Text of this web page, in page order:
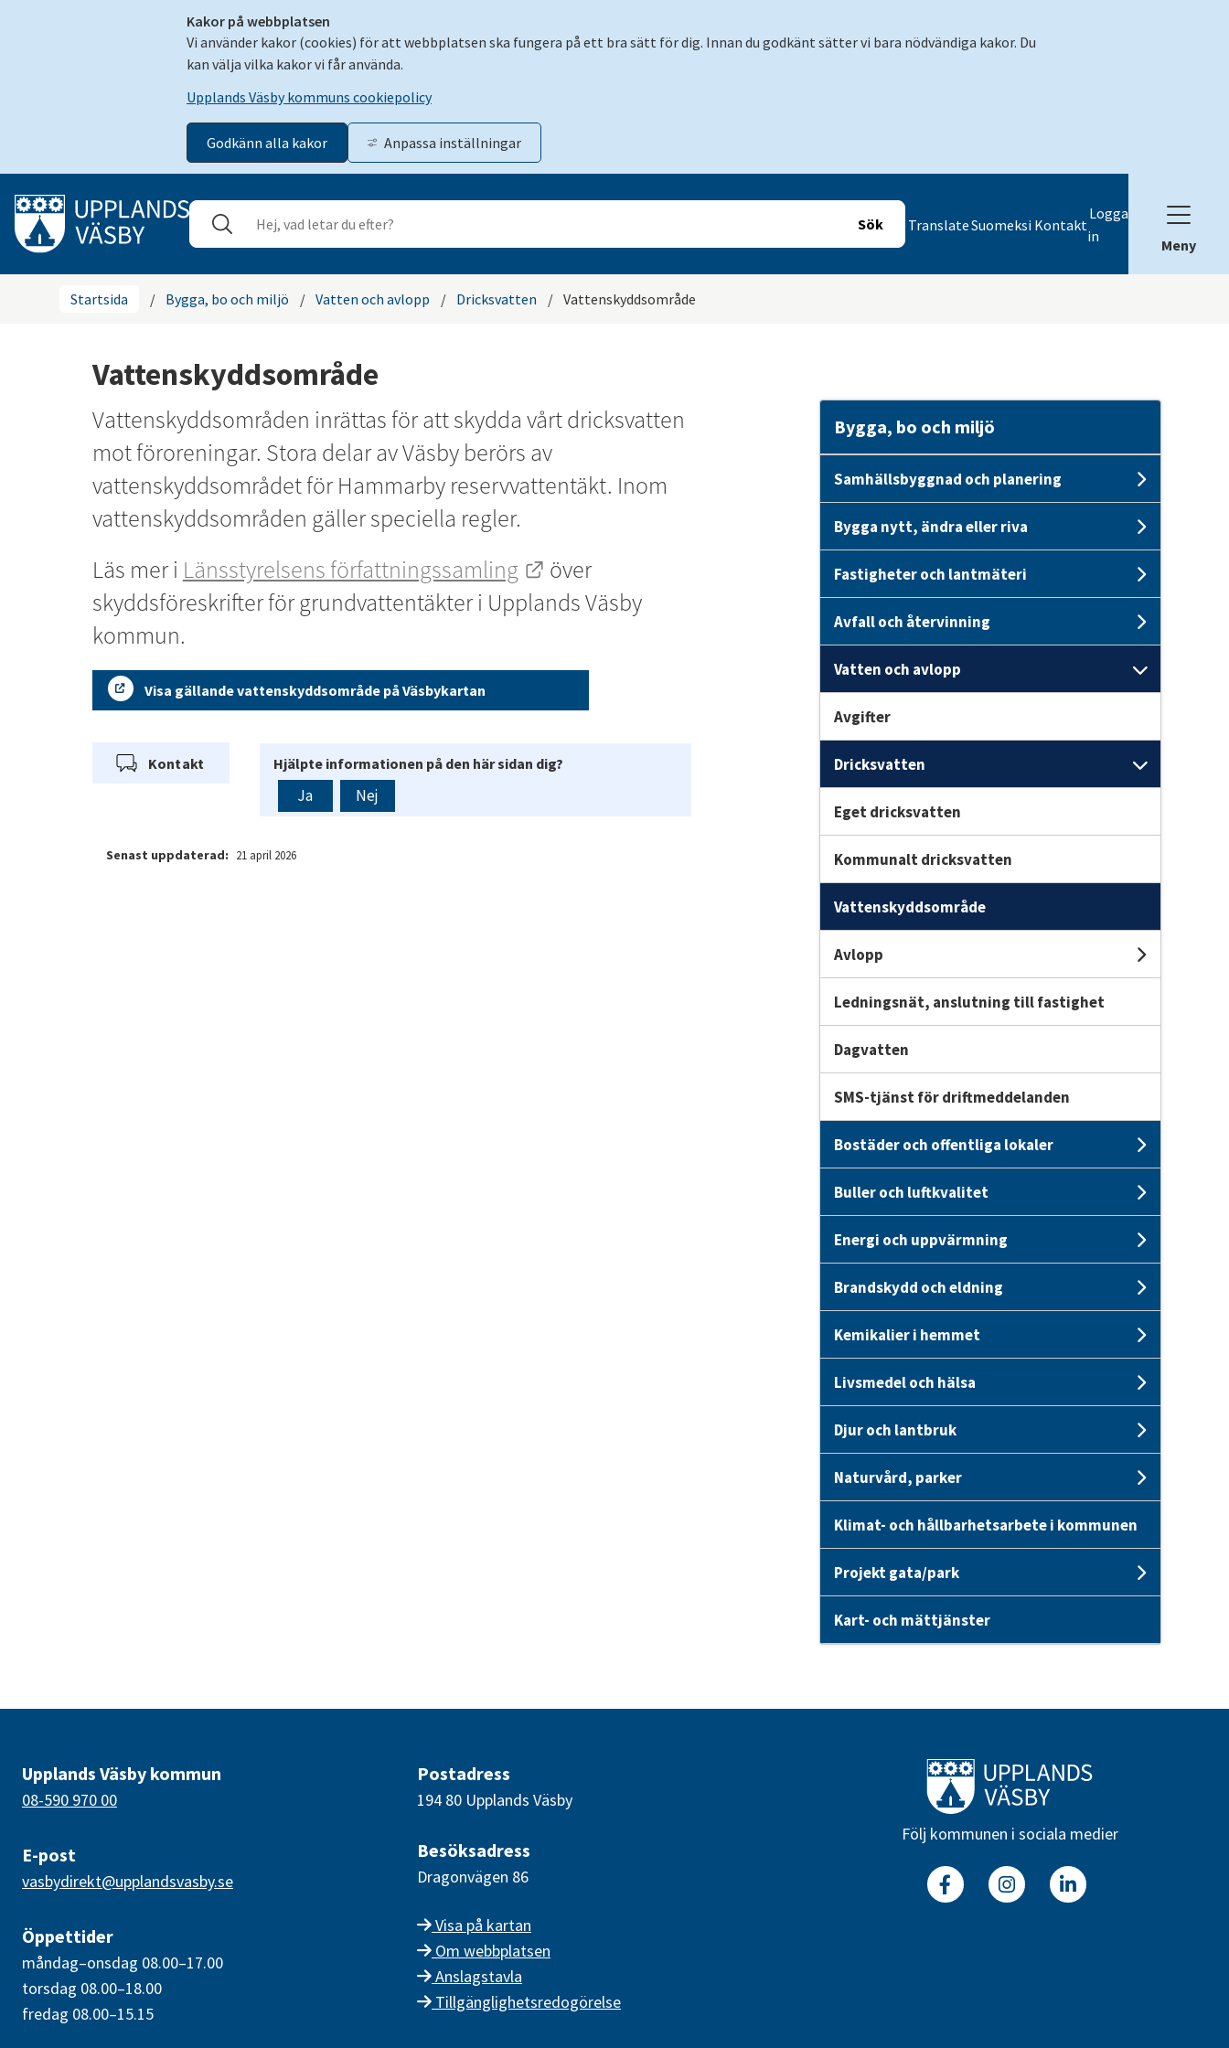
Kakor på webbplatsen
Vi använder kakor (cookies) för att webbplatsen ska fungera på ett bra sätt för dig. Innan du godkänt sätter vi bara nödvändiga kakor. Du
kan välja vilka kakor vi får använda.
Upplands Väsby kommuns cookiepolicy
Godkänn alla kakor Anpassa inställningar
Gå till innehåll
Sök
TranslateSuomeksi Kontakt
Logga
in
Meny
Startsida / Bygga, bo och miljö / Vatten och avlopp / Dricksvatten / Vattenskyddsområde
Vattenskyddsområde
Vattenskyddsområden inrättas för att skydda vårt dricksvatten
mot föroreningar. Stora delar av Väsby berörs av
vattenskyddsområdet för Hammarby reservvattentäkt. Inom
vattenskyddsområden gäller speciella regler.
Läs mer i Länsstyrelsens författningssamling Länk till annan webbplats.
över
skyddsföreskrifter för grundvattentäkter i Upplands Väsby
kommun.
Visa gällande vattenskyddsområde på Väsbykartan
Kontakt Hjälpte informationen på den här sidan dig?
Ja Nej
Senast uppdaterad: 21 april 2026
Bygga, bo och miljö
Samhällsbyggnad och planering
Bygga nytt, ändra eller riva
Fastigheter och lantmäteri
Avfall och återvinning
Vatten och avlopp
Avgifter
Dricksvatten
Eget dricksvatten
Kommunalt dricksvatten
Vattenskyddsområde
Avlopp
Ledningsnät, anslutning till fastighet
Dagvatten
SMS-tjänst för driftmeddelanden
Bostäder och offentliga lokaler
Buller och luftkvalitet
Energi och uppvärmning
Brandskydd och eldning
Kemikalier i hemmet
Livsmedel och hälsa
Djur och lantbruk
Naturvård, parker
Klimat- och hållbarhetsarbete i kommunen
Projekt gata/park
Kart- och mättjänster
Upplands Väsby kommun
08-590 970 00
E-post
vasbydirekt@upplandsvasby.se
Öppettider
måndag–onsdag 08.00–17.00
torsdag 08.00–18.00
fredag 08.00–15.15
Postadress
194 80 Upplands Väsby
Besöksadress
Dragonvägen 86
Visa på kartan
Om webbplatsen
Anslagstavla
Tillgänglighetsredogörelse
Till startsidan
Följ kommunen i sociala medier
FacebookInstagramLinkedin